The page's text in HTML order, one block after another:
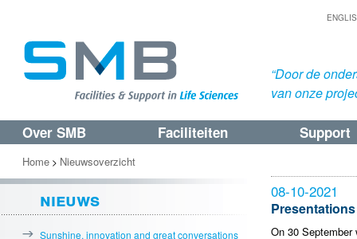
“Door de
van onze
Spring
naar
de
primaire
inhoud
Spring
naar
de
secundaire
inhoud
Over SMB Faciliteiten Support
08-10-2021
On 30
Home > Nieuwsoverzicht
nieuws
Sunshine, innovation and great conversations